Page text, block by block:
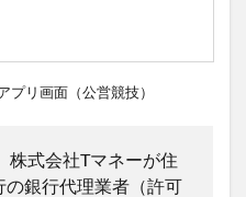
プリ画面（公営競技）
株式会社Tマネーが住
の銀行代理業者（許可